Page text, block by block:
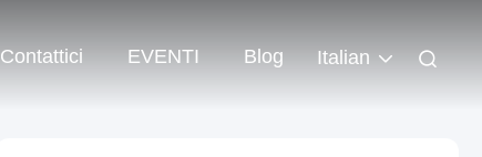
Contattici EVENTI Blog Italian